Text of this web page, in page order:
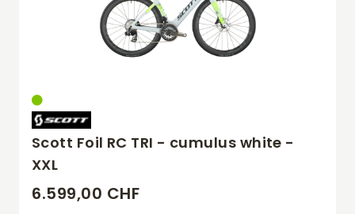
Scott Foil RC TRI - cumulus white -
XXL
6.599,00 CHF